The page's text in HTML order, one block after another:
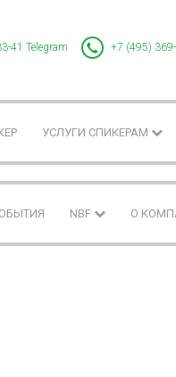
41 Telegram +7 (495)
УСЛУГИ СПИКЕРАМ
NBF О